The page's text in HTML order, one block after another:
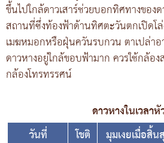
ขึ้นไปใกล้ดาวเสาร์ช่วยบอกทิศทางของ
สถานที่ซึ่งท้องฟ้าด้านทิศตะวันตกเปิดโ
เมฆหมอกหรือฝุ่นควันรบกวน ตาเปล่าอ
ดาวหางอยู่ใกล้ขอบฟ้ามาก ควรใช้กล้อ
กล้องโทรทรรศน์
ดาวหางในเวลา
วันที่
โชติ มุมเงยเมื่อสิ้น